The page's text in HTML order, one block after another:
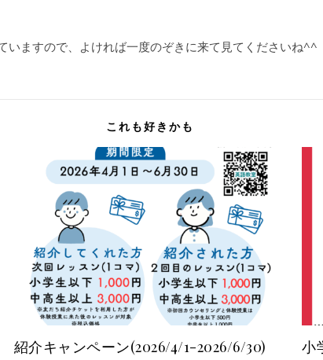
いますので、よければ一度のぞきに来て見てくださいね^^
これも好きかも
紹介キャンペーン(2026/4/1-2026/6/30)
小